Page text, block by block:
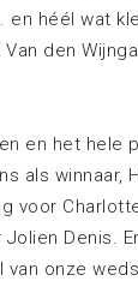
en héél wat
den
en het hele
als winnaar,
voor
Denis.
onze